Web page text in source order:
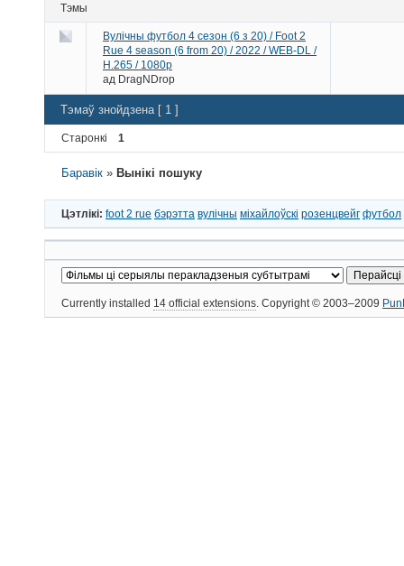
Тэмы
Вулічны футбол 4 сезон (6 з 20) / Foot 2
Rue 4 season (6 from 20) / 2022 / WEB-DL /
H.265 / 1080p
ад DragNDrop
Тэмаў знойдзена [ 1 ]
Старонкі 1
Баравік » Вынікі пошуку
Цэтлікі: foot 2 rue бэрэтта вулічны міхайлоўскі розенцвейг футбол
Currently installed 14 official extensions. Copyright © 2003–2009